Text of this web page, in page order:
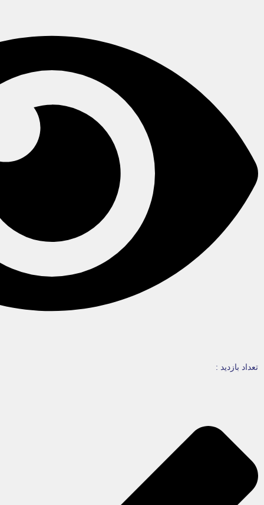
تعداد بازدید :